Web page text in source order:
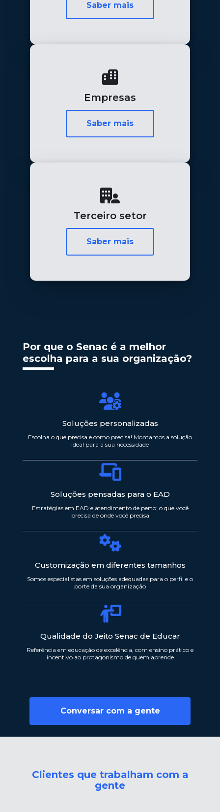
Saber mais
Empresas
Saber mais
Terceiro setor
Saber mais
Por que o Senac é a melhor
escolha para a sua organização?
Soluções personalizadas
Escolha o que precisa e como precisa! Montamos a solução
ideal para a sua necessidade
Soluções pensadas para o EAD
Estratégias em EAD e atendimento de perto: o que você
precisa de onde você precisa
Customização em diferentes tamanhos
Somos especialistas em soluções adequadas para o perfil e o
porte da sua organização
Qualidade do Jeito Senac de Educar
Referência em educação de excelência, com ensino prático e
incentivo ao protagonismo de quem aprende
Conversar com a gente
Clientes que trabalham com a
gente